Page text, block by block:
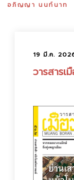
อภิญญา นนท์นาท
19 มี.ค.
วารสาร